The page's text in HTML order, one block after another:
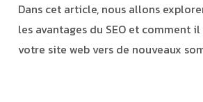
Dans cet article, nous allons
les avantages du SEO et comment
votre site web vers de nouveaux